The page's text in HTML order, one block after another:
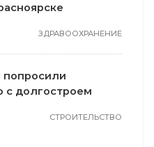
ЗДРАВООХРАНЕНИЕ
с долгостроем
СТРОИТЕЛЬСТВО